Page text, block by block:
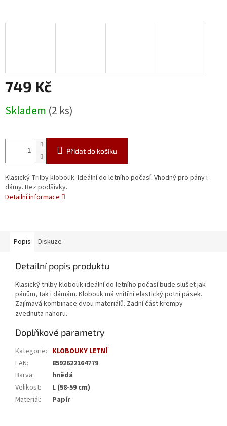
749 Kč
cena:
Skladem (2 ks)
Přidat do košíku
Klasický Trilby klobouk. Ideální do letního počasí. Vhodný pro pány i
dámy. Bez podšívky.
Detailní informace
Popis Diskuze
Detailní popis produktu
Klasický trilby klobouk ideální do letního počasí bude slušet jak
pánům, tak i dámám. Klobouk má vnitřní elastický potní pásek.
Zajímavá kombinace dvou materiálů. Zadní část krempy
zvednuta nahoru.
Doplňkové parametry
Kategorie: KLOBOUKY LETNÍ
EAN:
8592622164779
Barva:
hnědá
Velikost:
L (58-59 cm)
Materiál: Papír